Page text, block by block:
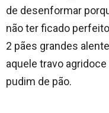
de desenformar
não ter ficado
2 pães grandes
aquele travo
pudim de pão.